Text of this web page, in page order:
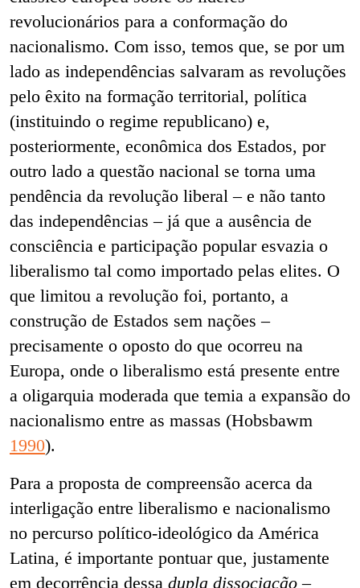
revolucionários para a conformação do
nacionalismo. Com isso, temos que, se por um
lado as independências salvaram as revoluções
pelo êxito na formação territorial, política
(instituindo o regime republicano) e,
posteriormente, econômica dos Estados, por
outro lado a questão nacional se torna uma
pendência da revolução liberal – e não tanto
das independências – já que a ausência de
consciência e participação popular esvazia o
liberalismo tal como importado pelas elites. O
que limitou a revolução foi, portanto, a
construção de Estados sem nações –
precisamente o oposto do que ocorreu na
Europa, onde o liberalismo está presente entre
a oligarquia moderada que temia a expansão do
nacionalismo entre as massas (Hobsbawm
1990).
Para a proposta de compreensão acerca da
interligação entre liberalismo e nacionalismo
no percurso político-ideológico da América
Latina, é importante pontuar que, justamente
em decorrência dessa dupla dissociação –